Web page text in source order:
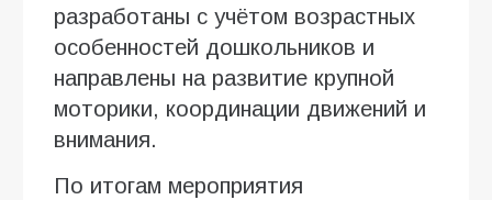
разработаны с учётом возрастных
особенностей дошкольников и
направлены на развитие крупной
моторики, координации движений и
внимания.
По итогам мероприятия